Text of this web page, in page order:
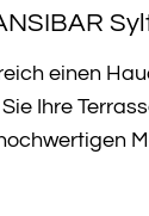
einen
Ihre